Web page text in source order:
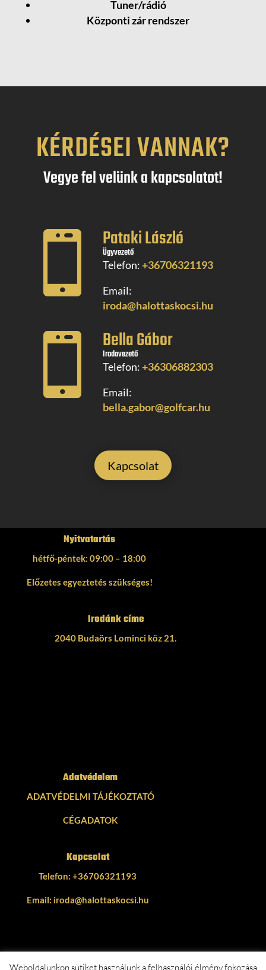
Tuner/rádió
Központi zár rendszer
KÉRDÉSEI VANNAK?
Vegye fel velünk a kapcsolatot!
 Pataki László
Ügyvezető
Telefon:+36706321193
Email:
iroda@halottaskocsi.hu
 Bella Gábor
Irodavezető
Telefon:+36306882303
Email:
bella.gabor@golfcar.hu
Kapcsolat
Nyitvatartás
hétfő-péntek: 09:00 – 18:00
Előzetes egyeztetés szükséges!
Irodánk címe
2040 Budaörs Lominci köz 21.
Adatvédelem
ADATVÉDELMI TÁJÉKOZTATÓ
CÉGADATOK
Kapcsolat
Telefon:+36706321193
Email: iroda@halottaskocsi.hu
Weboldalunkon sütiket használunk a felhasználói élmény fokozása